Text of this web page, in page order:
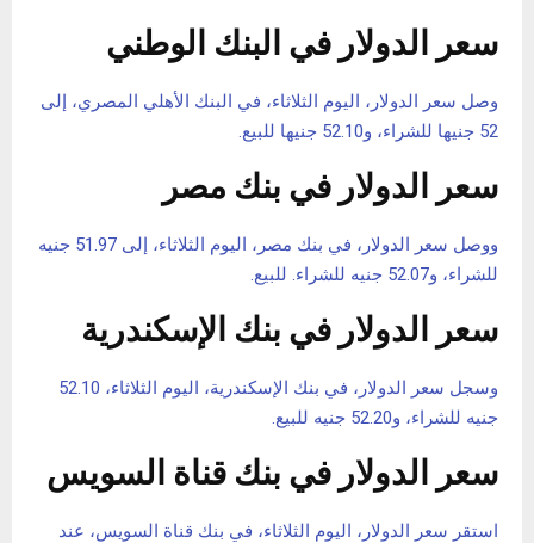
سعر الدولار في البنك الوطني
وصل سعر الدولار، اليوم الثلاثاء، في البنك الأهلي المصري، إلى
52 جنيها للشراء، و52.10 جنيها للبيع.
سعر الدولار في بنك مصر
ووصل سعر الدولار، في بنك مصر، اليوم الثلاثاء، إلى 51.97 جنيه
للشراء، و52.07 جنيه للشراء. للبيع.
سعر الدولار في بنك الإسكندرية
وسجل سعر الدولار، في بنك الإسكندرية، اليوم الثلاثاء، 52.10
جنيه للشراء، و52.20 جنيه للبيع.
سعر الدولار في بنك قناة السويس
استقر سعر الدولار، اليوم الثلاثاء، في بنك قناة السويس، عند